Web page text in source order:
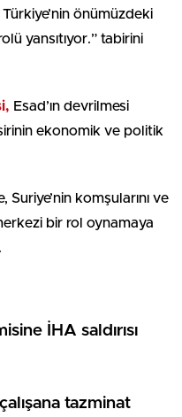
önümüzdeki
yansıtıyor.” tabirini
Esad’ın devrilmesi
ekonomik ve politik
Suriye’nin komşularını ve
bir rol oynamaya
İHA saldırısı
tazminat